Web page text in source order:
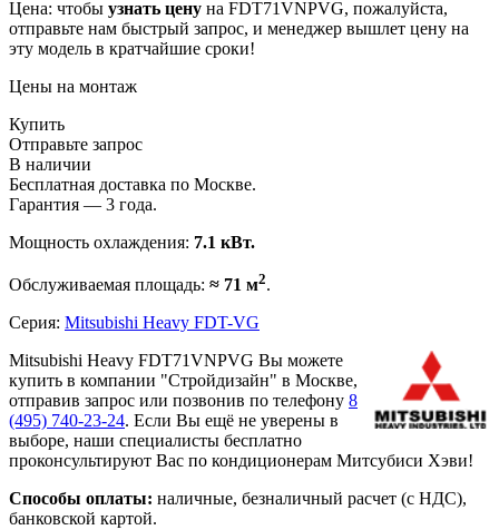
Цена: чтобы узнать цену на FDT71VNPVG, пожалуйста,
отправьте нам быстрый запрос, и менеджер вышлет цену на
эту модель в кратчайшие сроки!
Цены на монтаж
Купить
Отправьте запрос
В наличии
Бесплатная доставка по Москве.
Гарантия — 3 года.
Мощность охлаждения: 7.1 кВт.
Обслуживаемая площадь: ≈ 71 м2.
Серия: Mitsubishi Heavy FDT-VG
Mitsubishi Heavy FDT71VNPVG Вы можете
купить в компании "Стройдизайн" в Москве,
отправив запрос или позвонив по телефону 8
(495) 740-23-24. Если Вы ещё не уверены в
выборе, наши специалисты бесплатно
проконсультируют Вас по кондиционерам Митсубиси Хэви!
Способы оплаты: наличные, безналичный расчет (с НДС),
банковской картой.